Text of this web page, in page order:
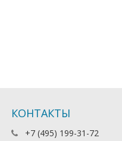
КОНТАКТЫ
+7 (495) 199-31-72